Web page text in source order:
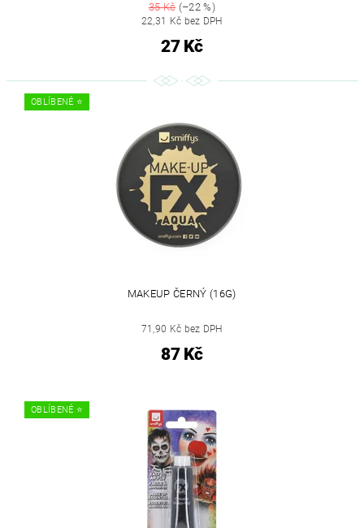
35 Kč(–22 %)
22,31 Kč bez DPH
27 Kč
OBLÍBENÉ ⭐️
MAKEUP ČERNÝ (16G)
71,90 Kč bez DPH
87 Kč
OBLÍBENÉ ⭐️